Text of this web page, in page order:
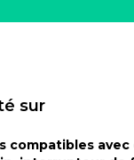
sur
compatibles